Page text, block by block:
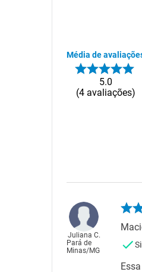
Média de
5.0
4 avaliações
Juliana C.
Pará de
Minas/MG